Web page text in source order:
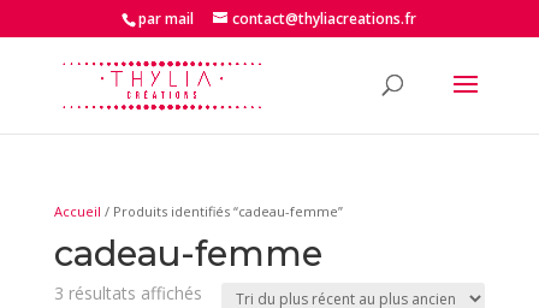
par mail contact@thyliacreations.fr
Accueil / Produits identifiés “cadeau-femme”
cadeau-femme
3 résultats affichésTrié